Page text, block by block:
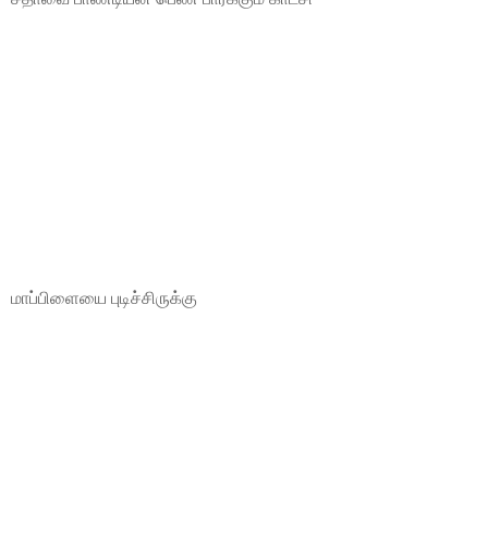
மாப்பிளையை புடிச்சிருக்கு